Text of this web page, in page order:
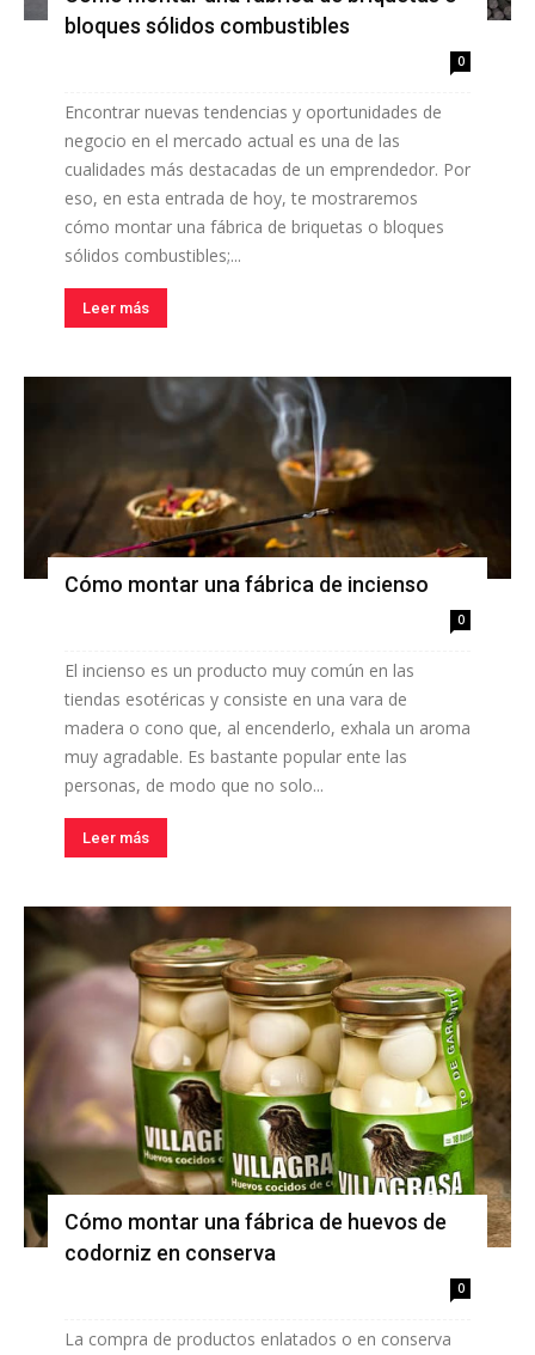
bloques sólidos combustibles
0
Encontrar nuevas tendencias y oportunidades de
negocio en el mercado actual es una de las
cualidades más destacadas de un emprendedor. Por
eso, en esta entrada de hoy, te mostraremos
cómo montar una fábrica de briquetas o bloques
sólidos combustibles;...
Leer más
Cómo montar una fábrica de incienso
0
El incienso es un producto muy común en las
tiendas esotéricas y consiste en una vara de
madera o cono que, al encenderlo, exhala un aroma
muy agradable. Es bastante popular ente las
personas, de modo que no solo...
Leer más
Cómo montar una fábrica de huevos de
codorniz en conserva
0
La compra de productos enlatados o en conserva